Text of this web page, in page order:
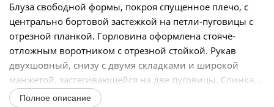
Блуза свободной формы, покроя спущенное плечо, с
центрально бортовой застежкой на петли-пуговицы с
отрезной планкой. Горловина оформлена стояче-
отложным воротником с отрезной стойкой. Рукав
двухшовный, снизу с двумя складками и широкой
манжетой, застегивающейся на две пуговицы. Спинка...
Полное описание